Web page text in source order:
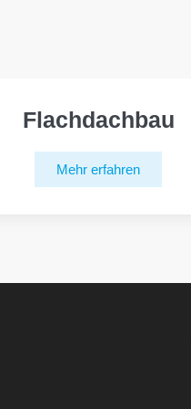
Flachdachbau
Mehr erfahren